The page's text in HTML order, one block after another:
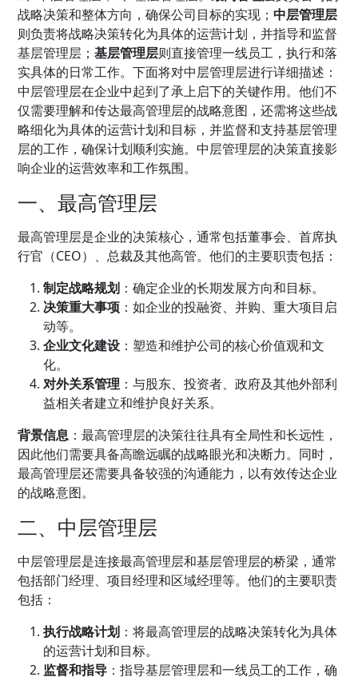
战略决策和整体方向，确保公司目标的实现；中层管理层
则负责将战略决策转化为具体的运营计划，并指导和监督
基层管理层；基层管理层则直接管理一线员工，执行和落
实具体的日常工作。下面将对中层管理层进行详细描述：
中层管理层在企业中起到了承上启下的关键作用。他们不
仅需要理解和传达最高管理层的战略意图，还需将这些战
略细化为具体的运营计划和目标，并监督和支持基层管理
层的工作，确保计划顺利实施。中层管理层的决策直接影
响企业的运营效率和工作氛围。
一、最高管理层
最高管理层是企业的决策核心，通常包括董事会、首席执
行官（CEO）、总裁及其他高管。他们的主要职责包括：
制定战略规划 ：确定企业的长期发展方向和目标。
决策重大事项 ：如企业的投融资、并购、重大项目启
动等。
企业文化建设 ：塑造和维护公司的核心价值观和文
化。
对外关系管理 ：与股东、投资者、政府及其他外部利
益相关者建立和维护良好关系。
背景信息 ：最高管理层的决策往往具有全局性和长远性，
因此他们需要具备高瞻远瞩的战略眼光和决断力。同时，
最高管理层还需要具备较强的沟通能力，以有效传达企业
的战略意图。
二、中层管理层
中层管理层是连接最高管理层和基层管理层的桥梁，通常
包括部门经理、项目经理和区域经理等。他们的主要职责
包括：
执行战略计划 ：将最高管理层的战略决策转化为具体
的运营计划和目标。
监督和指导 ：指导基层管理层和一线员工的工作，确